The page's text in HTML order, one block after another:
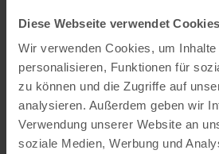
Diese Webseite verwendet Cookies
Wir verwenden Cookies, um
personalisieren, Funktionen für
zu können und die Zugriffe auf
analysieren. Außerdem geben wir
Verwendung unserer Website an
soziale Medien, Werbung und